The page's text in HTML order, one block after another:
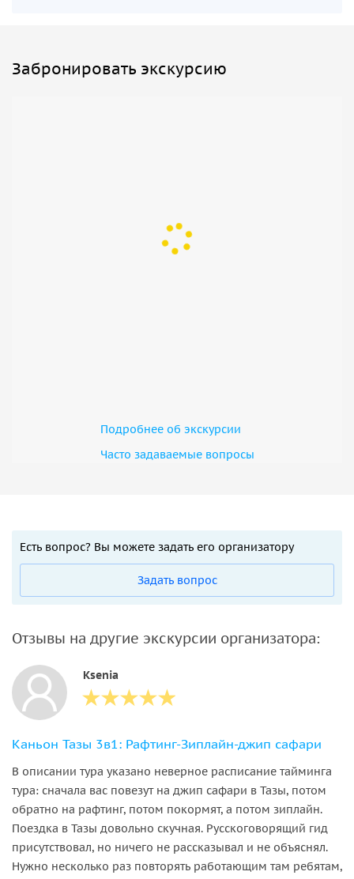
Забронировать экскурсию
Подробнее об экскурсии
Часто задаваемые вопросы
Есть вопрос? Вы можете задать его организатору
Задать вопрос
Отзывы на другие экскурсии организатора:
Ksenia
Каньон Тазы 3в1: Рафтинг-Зиплайн-джип сафари
В описании тура указано неверное расписание тайминга
тура: сначала вас повезут на джип сафари в Тазы, потом
обратно на рафтинг, потом покормят, а потом зиплайн.
Поездка в Тазы довольно скучная. Русскоговорящий гид
присутствовал, но ничего не рассказывал и не объяснял.
Нужно несколько раз повторять работающим там ребятам,